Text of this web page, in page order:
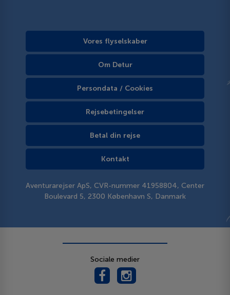
Vores flyselskaber
Om Detur
Persondata / Cookies
Rejsebetingelser
Betal din rejse
Kontakt
Aventurarejser ApS, CVR-nummer 41958804, Center
Boulevard 5, 2300 København S, Danmark
Sociale medier